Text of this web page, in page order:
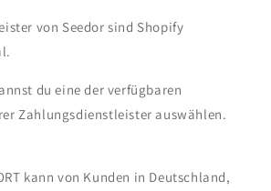
von Seedor sind Shopify
du eine der verfügbaren
Zahlungsdienstleister auswählen.
kann von Kunden in Deutschland,